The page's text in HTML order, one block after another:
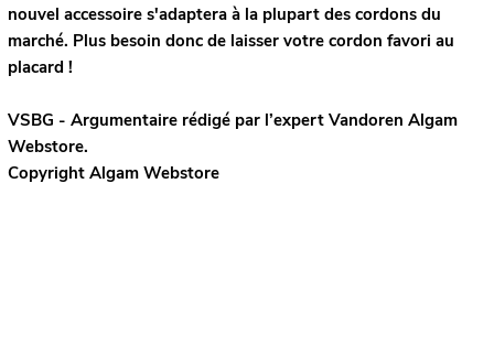
nouvel accessoire s'adaptera à la plupart des cordons du
marché. Plus besoin donc de laisser votre cordon favori au
placard !
VSBG - Argumentaire rédigé par l’expert Vandoren Algam
Webstore.
Copyright Algam Webstore